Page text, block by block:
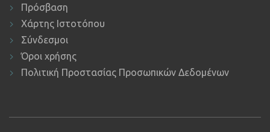
Πρόσβαση
Χάρτης Ιστοτόπου
Σύνδεσμοι
Όροι χρήσης
Πολιτική Προστασίας Προσωπικών Δεδομένων